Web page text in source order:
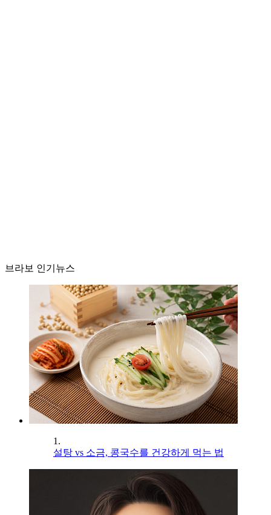
브라보 인기뉴스
1.
설탕 vs 소금, 콩국수를 건강하게 먹는 법